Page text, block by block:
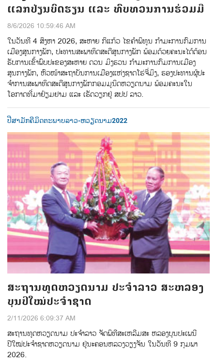
ແລກປ່ຽນບົດຮຽນ ແລະ ທົບທວນການຮ່ວມມື
8/6/2026 10:59:46 AM
ໃນວັນທີ 4 ສິງຫາ 2026, ສະຫາຍ ກິແກ້ວ ໄຂຄໍາພິທູນ ກໍາມະການກົມການ
ເມືອງສູນກາງພັກ, ປະທານສະພາທິດສະດີສູນກາງພັກ ພ້ອມດ້ວຍຄະນະໄດ້ຕ້ອນ
ຮັບການເຂົ້າພົບປະຂອງສະຫາຍ ດວນ ມິງຮວນ ກໍາມະການກົມການເມືອງ
ສູນກາງພັກ, ຫົວໜ້າສະຖາບັນການເມືອງແຫ່ງຊາດໂຮ່ຈ່ີມິງ, ຮອງປະທານຜູ້ປະ
ຈໍາການສະພາທິດສະດີສູນກາງພັກກອມມູນິດຫວຽດນາມ ພ້ອມຄະນະໃນ
ໂອກາດທີ່ມາຢ້ຽມຢາມ ແລະ ເຮັດວຽກຢູ່ ສປປ ລາວ.
ປີສາມັກຄີມິດຕະພາບລາວ-ຫວຽດນາມ2022
ສະຖານທູດຫວຽດນາມ ປະຈຳລາວ ສະຫລອງ
ບຸນປີໃໝ່ປະຈຳຊາດ
2/11/2026 6:09:37 AM
ສະຖານທູດຫວຽດນາມ ປະຈຳລາວ ຈັດພິທີສະເຫລີມສະ ຫລອງບຸນປະເພນີ
ປີໃໝ່ປະຈຳຊາດຫວຽດນາມ ຢູ່ນະຄອນຫລວງວຽງຈັນ ໃນວັນທີ 9 ກຸມພາ
2026.